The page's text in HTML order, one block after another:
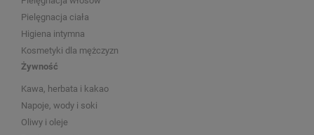
Pielęgnacja ciała
Higiena intymna
Kosmetyki dla mężczyzn
Żywność
Kawa, herbata i kakao
Napoje, wody i soki
Oliwy i oleje